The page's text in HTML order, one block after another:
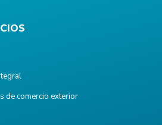
de comercio exterior